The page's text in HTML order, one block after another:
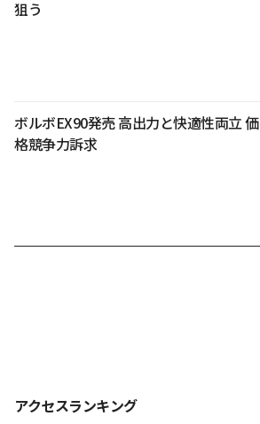
狙う
ボルボEX90発売 高出力と快適性両立 価
格競争力訴求
アクセスランキング